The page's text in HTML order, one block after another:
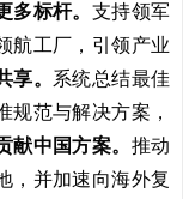
多标杆。 支持领军
航工厂，引领产业
享。 系统总结最佳
规范与解决方案，
献中国方案。 推动
，并加速向海外复